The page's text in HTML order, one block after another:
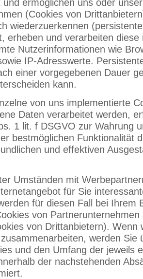
und ermöglichen uns oder
(Cookies von
wiederzuerkennen
erheben und verarbeiten diese
Nutzerinformationen wie
IP-Adresswerte.
einer vorgegebenen Dauer
kann.
von uns implementierte
Daten verarbeitet werden,
1 lit. f DSGVO zur Wahrung
bestmöglichen Funktionalität
und effektiven
Umständen mit
für Sie
für diesen Fall bei Ihrem
von
von Drittanbietern). Wenn
werden Sie
und den Umfang der jeweils
der nachstehenden